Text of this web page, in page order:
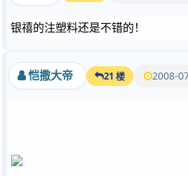
银禧的注塑料还是不错的！
恺撒大帝 21 楼 2008-